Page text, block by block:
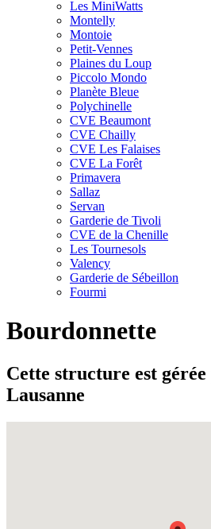
Les MiniWatts
Montelly
Montoie
Petit-Vennes
Plaines du Loup
Piccolo Mondo
Planète Bleue
Polychinelle
CVE Beaumont
CVE Chailly
CVE Les Falaises
CVE La Forêt
Primavera
Sallaz
Servan
Garderie de Tivoli
CVE de la Chenille
Les Tournesols
Valency
Garderie de Sébeillon
Fourmi
Bourdonnette
Cette structure est
Lausanne